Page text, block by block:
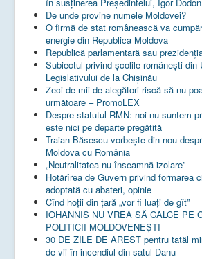
De unde provine numele Moldovei?
O firmă de stat românească va
energie din Republica Moldova
Republică parlamentară sau
Subiectul privind şcolile româneşti din
Legislativului de la Chişinău
Zeci de mii de alegători riscă să nu
următoare – PromoLEX
Despre statutul RMN: noi nu suntem
este nici pe departe pregătită
Traian Băsescu vorbește din nou
Moldova cu România
„Neutralitatea nu înseamnă izolare”
Hotărîrea de Guvern privind formarea
adoptată cu abateri, opinie
Cînd hoții din țară „vor fi luați de gît”
IOHANNIS NU VREA SĂ CALCE PE
POLITICII MOLDOVENEȘTI
30 DE ZILE DE AREST pentru tatăl
de vii în incendiul din satul Danu